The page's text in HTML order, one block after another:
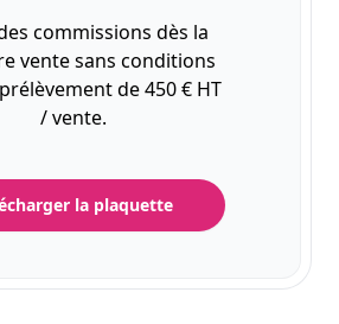
commissions dès la
vente sans conditions
de 450 € HT
/ vente.
la plaquette